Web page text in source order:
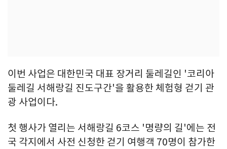
이번 사업은 대한민국 대표 장거리 둘레길인 '코리아
둘레길 서해랑길 진도구간'을 활용한 체험형 걷기 관
광 사업이다.
첫 행사가 열리는 서해랑길 6코스 '명량의 길'에는 전
국 각지에서 사전 신청한 걷기 여행객 70명이 참가한